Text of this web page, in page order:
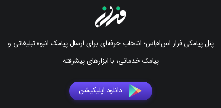
پنل پیامکی فراز اس‌ام‌اس؛ انتخاب حرفه‌ای برای ارسال پیامک انبوه تبلیغاتی و
پیامک خدماتی؛ با ابزارهای پیشرفته
دانلود اپلیکیشن